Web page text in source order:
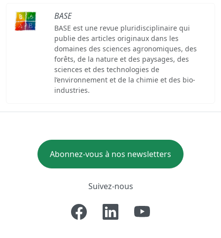
BASE
BASE est une revue pluridisciplinaire qui
publie des articles originaux dans les
domaines des sciences agronomiques, des
forêts, de la nature et des paysages, des
sciences et des technologies de
l’environnement et de la chimie et des bio-
industries.
Abonnez-vous à nos newsletters
Suivez-nous